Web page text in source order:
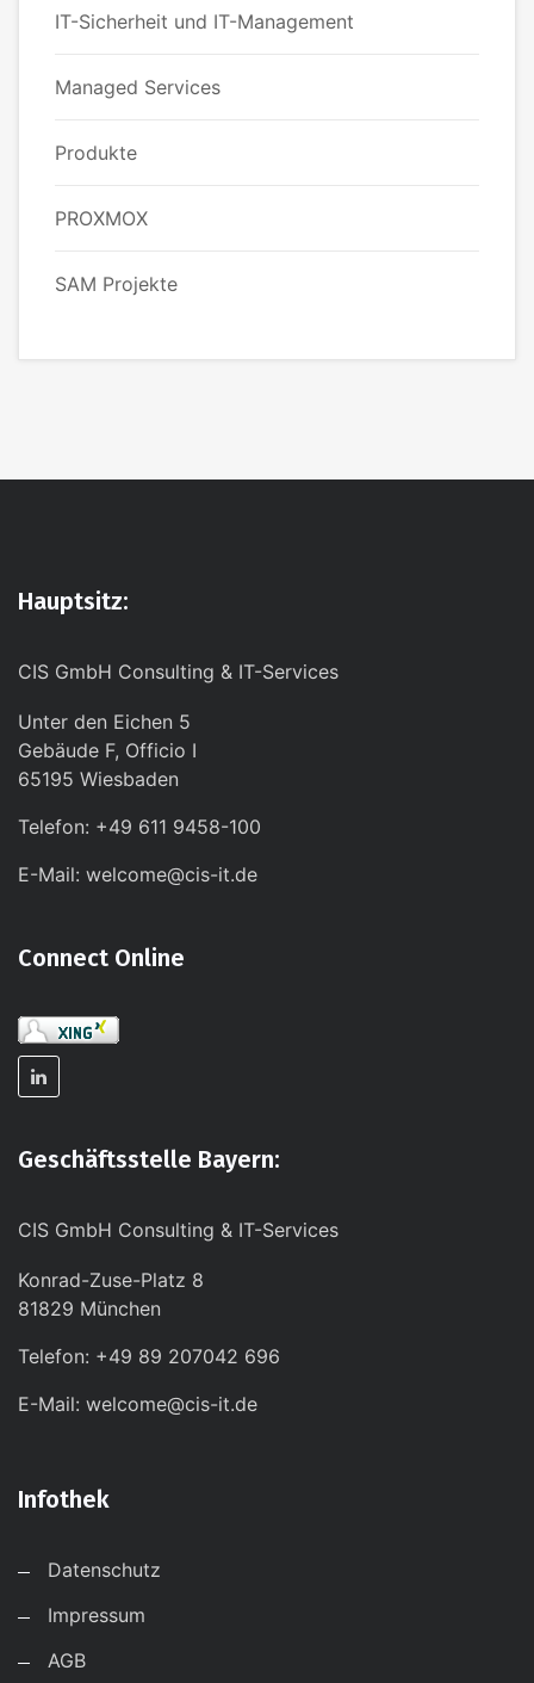
IT-Sicherheit und IT-Management
Managed Services
Produkte
PROXMOX
SAM Projekte
Hauptsitz:
CIS GmbH Consulting & IT-Services
Unter den Eichen 5
Gebäude F, Officio I
65195 Wiesbaden
Telefon: +49 611 9458-100
E-Mail: welcome@cis-it.de
Connect Online
Geschäftsstelle Bayern:
CIS GmbH Consulting & IT-Services
Konrad-Zuse-Platz 8
81829 München
Telefon: +49 89 207042 696
E-Mail: welcome@cis-it.de
Infothek
Datenschutz
Impressum
AGB